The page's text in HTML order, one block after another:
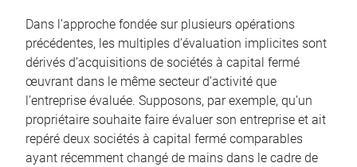
Dans l’approche fondée sur plusieurs opérations
précédentes, les multiples d’évaluation implicites sont
dérivés d’acquisitions de sociétés à capital fermé
œuvrant dans le même secteur d’activité que
l’entreprise évaluée. Supposons, par exemple, qu’un
propriétaire souhaite faire évaluer son entreprise et ait
repéré deux sociétés à capital fermé comparables
ayant récemment changé de mains dans le cadre de